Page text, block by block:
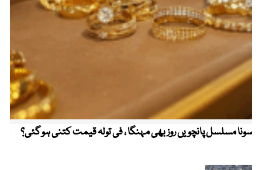
سونا مسلسل پانچویں روز بھی مہنگا ، فی تولہ قیمت کتنی ہو گئی؟